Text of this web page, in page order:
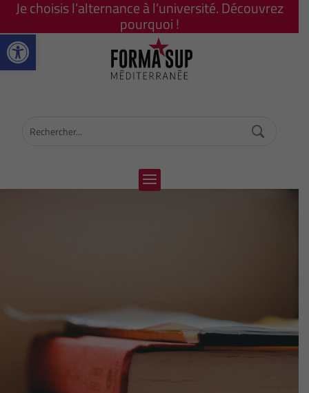
Ouvrir la barre d’outils
Je choisis l’alternance à l’université. Découvrez
pourquoi !